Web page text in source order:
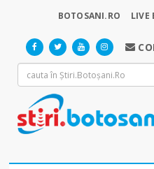
BOTOSANI.RO LIVE